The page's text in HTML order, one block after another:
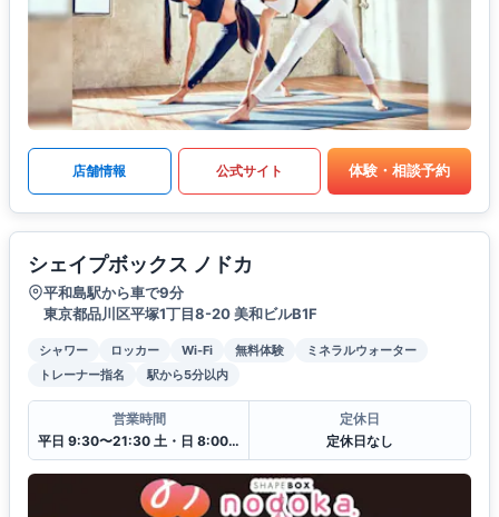
店舗情報 公式サイト 体験・相談予約
シェイプボックス ノドカ
平和島駅から車で9分
東京都品川区平塚1丁目8-20 美和ビルB1F
シャワー ロッカー Wi-Fi 無料体験
ミネラルウォーター
トレーナー指名
駅から5分以内
営業時間
平日 9:30〜21:30 土・日 8:00〜18:30
定休日
定休日なし